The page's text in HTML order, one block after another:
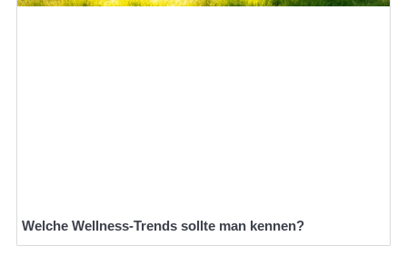
Welche Wellness-Trends sollte man kennen?